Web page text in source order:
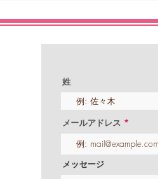
姓
メールアドレス
メッセージ